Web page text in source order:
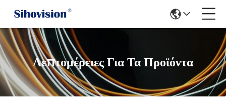
Λεπτομέρειες Για Τα Προϊόντα